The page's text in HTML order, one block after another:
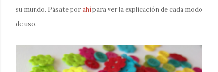
su mundo. Pásate porahípara ver la explicación de cada modo
de uso.